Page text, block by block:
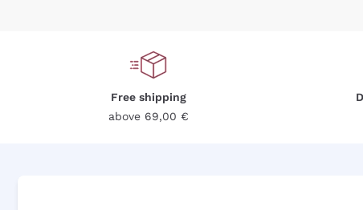
Free shipping
above 69,00 €